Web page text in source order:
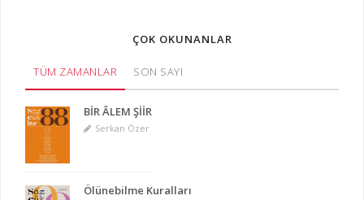
ÇOK OKUNANLAR
TÜM ZAMANLAR SON SAYI
BİR ÂLEM ŞİİR
Serkan Özer
Ölünebilme Kuralları